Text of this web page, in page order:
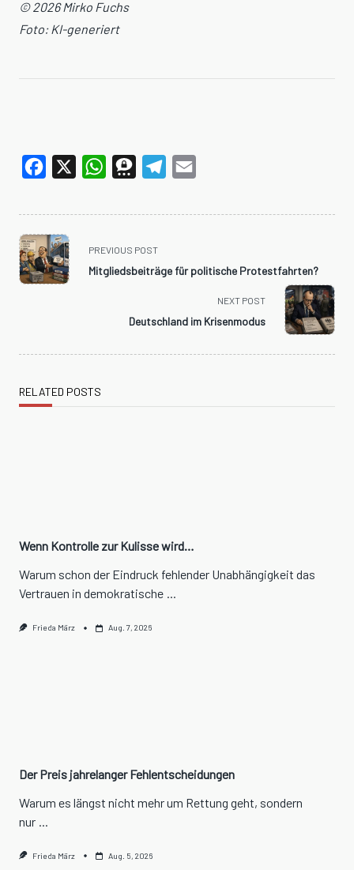
© 2026 Mirko Fuchs
Foto: KI-generiert
Facebook WhatsAppThreemaTelegram
<span
class="nav-
subtitle
PREVIOUS POST
Mitgliedsbeiträge für politische Protestfahrten?
NEXT POST
Deutschland im Krisenmodus
RELATED POSTS
Wenn Kontrolle zur Kulisse wird…
Warum schon der Eindruck fehlender Unabhängigkeit das
Vertrauen in demokratische ...
Frieda März Aug. 7, 2026
Der Preis jahrelanger Fehlentscheidungen
Warum es längst nicht mehr um Rettung geht, sondern
nur
Frieda März Aug. 5, 2026